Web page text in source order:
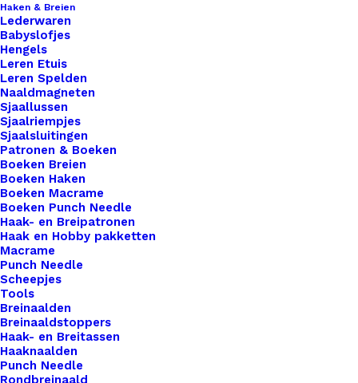
Haken & Breien
Lederwaren
Babyslofjes
Hengels
Leren Etuis
Leren Spelden
Naaldmagneten
Sjaallussen
Sjaalriempjes
Sjaalsluitingen
Patronen & Boeken
Boeken Breien
Boeken Haken
Boeken Macrame
Boeken Punch Needle
Haak- en Breipatronen
Haak en Hobby pakketten
Macrame
Punch Needle
Scheepjes
Tools
Breinaalden
Breinaaldstoppers
Haak- en Breitassen
Haaknaalden
Punch Needle
Rondbreinaald
Deze patches zijn helemaal hot! Strijk de patches
op je gehaakte sjaal of tas.Leg een vochtige
theedoek over de patch voordat je de patch erop
strijkt. Het is ook mogelijk om bakpapier te
gebruiken. Onder de patch zit lijm die zorgt dat de
patch blijft zitten. Als de patch alsnog niet goed
vastzit, kun je deze altijd nog met een paar
steekjes vast naaien.
Ontvang een melding als dit product weer op
voorraad is
Uitverkocht
Toevoegen aan verlanglijst